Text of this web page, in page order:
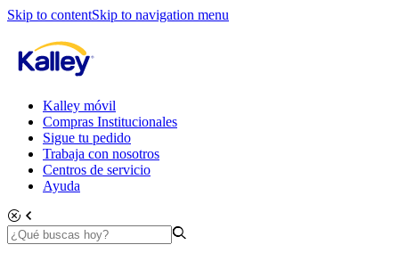
Skip to contentSkip to navigation menu
Kalley móvil
Compras Institucionales
Sigue tu pedido
Trabaja con nosotros
Centros de servicio
Ayuda